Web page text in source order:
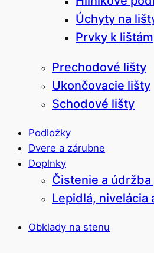
Úchyty na
Prvky k lištám
Prechodové lišty
Ukončovacie lišty
Schodové lišty
Podložky
Dvere a zárubne
Doplnky
Čistenie a údržba
Lepidlá, nivelácia
Obklady na stenu